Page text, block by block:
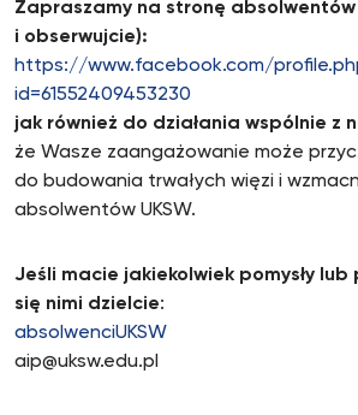
Zapraszamy na stronę
i obserwujcie):
https://www.facebook.com/
id=61552409453230
jak również do działania wspólnie z
że Wasze zaangażowanie może
do budowania trwałych więzi i
absolwentów UKSW.
Jeśli macie jakiekolwiek pomysły lub
się nimi dzielcie:
absolwenciUKSW
aip@uksw.edu.pl